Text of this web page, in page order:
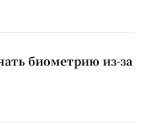
биометрию из-за